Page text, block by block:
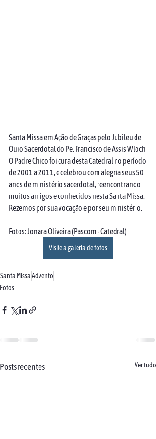
Santa Missa em Ação de Graças pelo Jubileu de
Ouro Sacerdotal do Pe. Francisco de Assis Wloch
O Padre Chico foi cura desta Catedral no período
de 2001 a 2011, e celebrou com alegria seus 50
anos de ministério sacerdotal, reencontrando
muitos amigos e conhecidos nesta Santa Missa.
Rezemos por sua vocação e por seu ministério.
Fotos: Jonara Oliveira (Pascom - Catedral)
Visite a galeria de fotos
Santa MissaAdvento
Fotos
Posts recentes Ver tudo